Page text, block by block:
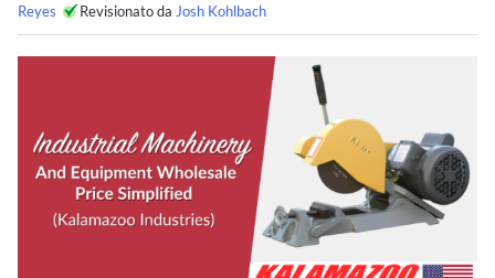
Reyes
Revisionato da Josh Kohlbach